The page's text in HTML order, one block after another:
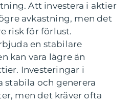
Att investera i aktier
avkastning, men det
risk för förlust.
en stabilare
kan vara lägre än
Investeringar i
stabila och generera
men det kräver ofta